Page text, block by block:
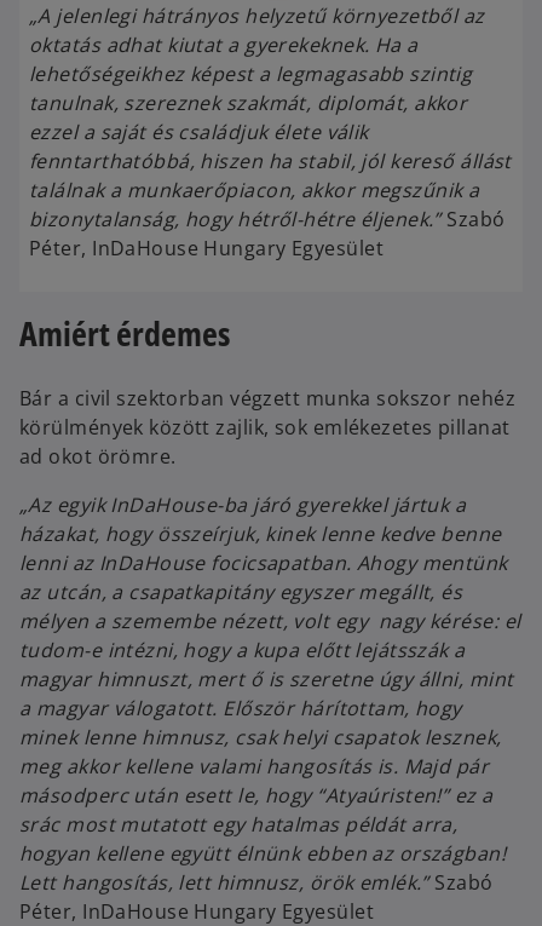
„A jelenlegi hátrányos helyzetű környezetből az
oktatás adhat kiutat a gyerekeknek. Ha a
lehetőségeikhez képest a legmagasabb szintig
tanulnak, szereznek szakmát, diplomát, akkor
ezzel a saját és családjuk élete válik
fenntarthatóbbá, hiszen ha stabil, jól kereső állást
találnak a munkaerőpiacon, akkor megszűnik a
bizonytalanság, hogy hétről-hétre éljenek.”Szabó
Péter, InDaHouse Hungary Egyesület
Amiért érdemes
Bár a civil szektorban végzett munka sokszor nehéz
körülmények között zajlik, sok emlékezetes pillanat
ad okot örömre.
„Az egyik InDaHouse-ba járó gyerekkel jártuk a
házakat, hogy összeírjuk, kinek lenne kedve benne
lenni az InDaHouse focicsapatban. Ahogy mentünk
az utcán, a csapatkapitány egyszer megállt, és
mélyen a szemembe nézett, volt egy nagy kérése: el
tudom-e intézni, hogy a kupa előtt lejátsszák a
magyar himnuszt, mert ő is szeretne úgy állni, mint
a magyar válogatott. Először hárítottam, hogy
minek lenne himnusz, csak helyi csapatok lesznek,
meg akkor kellene valami hangosítás is. Majd pár
másodperc után esett le, hogy “Atyaúristen!” ez a
srác most mutatott egy hatalmas példát arra,
hogyan kellene együtt élnünk ebben az országban!
Lett hangosítás, lett himnusz, örök emlék.”Szabó
Péter, InDaHouse Hungary Egyesület